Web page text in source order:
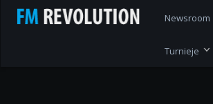
Newsroom
Turnieje